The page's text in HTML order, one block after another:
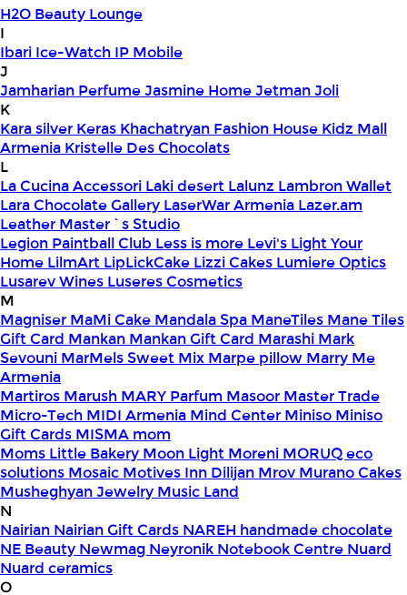
H2O Beauty Lounge
I
Ibari Ice-Watch IP Mobile
J
Jamharian PerfumeJasmine HomeJetmanJoli
K
Kara silver Keras Khachatryan Fashion House Kidz Mall
Armenia Kristelle Des Chocolats
L
La Cucina Accessori Laki desert Lalunz Lambron Wallet
Lara Chocolate Gallery LaserWar Armenia Lazer.am
Leather Master`s Studio
Legion Paintball Club Less is more Levi's Light Your
Home LilmArt LipLickCake Lizzi Cakes Lumiere Optics
Lusarev Wines Luseres Cosmetics
M
Magniser MaMi Cake Mandala Spa ManeTiles Mane Tiles
Gift Card Mankan Mankan Gift Card Marashi Mark
Sevouni MarMels Sweet Mix Marpe pillow Marry Me
Armenia
Martiros Marush MARY Parfum Masoor Master Trade
Micro-Tech MIDI Armenia Mind Center Miniso Miniso
Gift Cards MISMA mom
Moms Little Bakery Moon Light Moreni MORUQ eco
solutions Mosaic Motives Inn Dilijan Mrov Murano Cakes
Musheghyan Jewelry Music Land
N
Nairian Nairian Gift Cards NAREH handmade chocolate
NE Beauty Newmag Neyronik Notebook Centre Nuard
Nuard ceramics
O